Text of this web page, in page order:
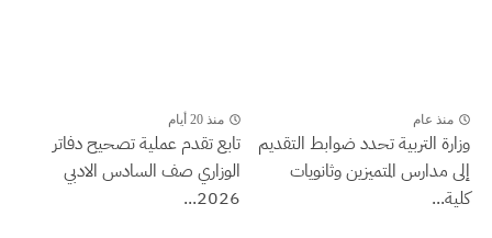
منذ عام
وزارة التربية تحدد ضوابط التقديم
إلى مدارس المتميزين وثانويات
كلية...
منذ 20 أيام
تابع تقدم عملية تصحيح دفاتر
الوزاري صف السادس الادبي
2026...